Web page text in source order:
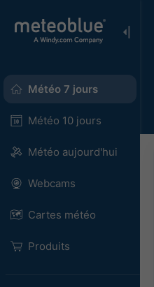
Météo 7 jours
Météo 10 jours
Météo aujourd'hui
Webcams
Cartes météo
Produits